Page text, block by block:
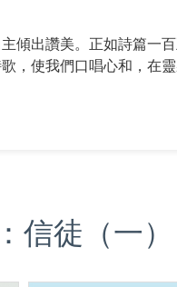
傾出讚美。正如詩篇一
使我們口唱心和，在靈
信徒（一）